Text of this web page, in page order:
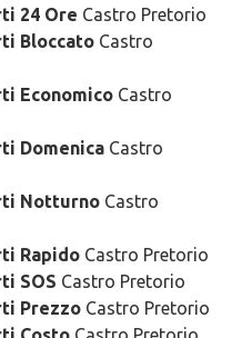
24 Ore Castro Pretorio
Bloccato Castro
Economico Castro
Domenica Castro
Notturno Castro
Rapido Castro Pretorio
SOS Castro Pretorio
Prezzo Castro Pretorio